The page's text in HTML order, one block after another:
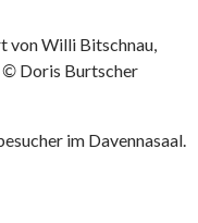
von Willi Bitschnau,
© Doris Burtscher
im Davennasaal.